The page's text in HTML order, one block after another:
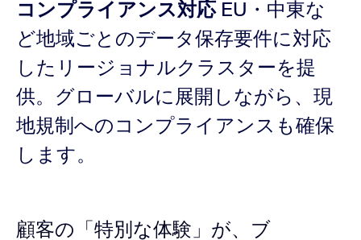
コンプライアンス対応EU・中東な
ど地域ごとのデータ保存要件に対応
したリージョナルクラスターを提
供。グローバルに展開しながら、現
地規制へのコンプライアンスも確保
します。
顧客の「特別な体験」が、ブ